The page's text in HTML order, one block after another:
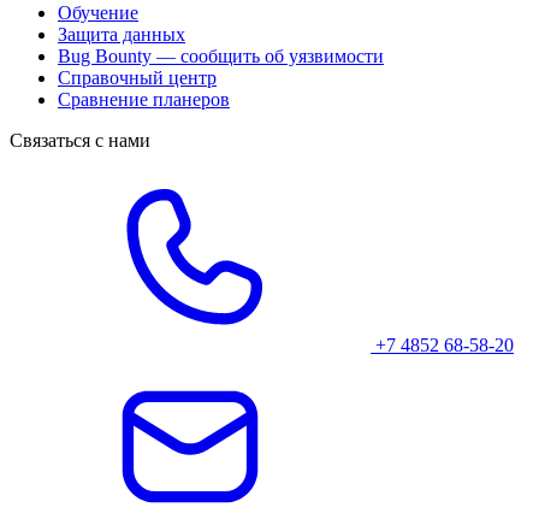
Обучение
Защита данных
Bug Bounty — сообщить об уязвимости
Справочный центр
Сравнение планеров
Связаться с нами
+7 4852 68-58-20